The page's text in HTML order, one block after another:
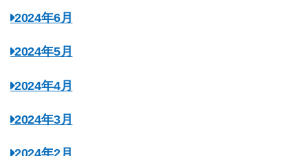
2024年6月
2024年5月
2024年4月
2024年3月